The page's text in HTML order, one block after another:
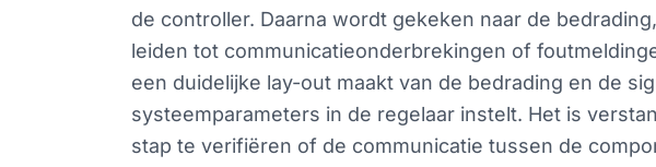
de controller. Daarna wordt gekeken naar de
leiden tot communicatieonderbrekingen of
een duidelijke lay-out maakt van de bedrading en de
systeemparameters in de regelaar instelt. Het is
stap te verifiëren of de communicatie tussen de